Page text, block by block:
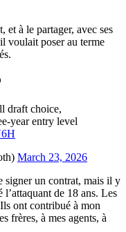
et à le partager, avec ses
voulait poser au terme
draft choice,
year entry level
March 23, 2026
signer un contrat, mais il y
de 18 ans. Les
ont contribué à mon
frères, à mes agents, à